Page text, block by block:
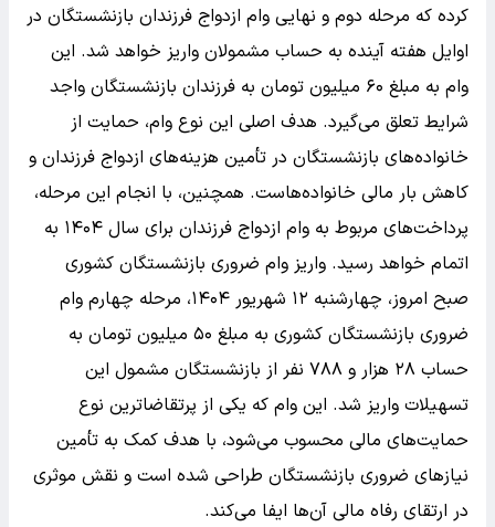
کرده که مرحله دوم و نهایی وام ازدواج فرزندان بازنشستگان در
اوایل هفته آینده به حساب مشمولان واریز خواهد شد. این
وام به مبلغ ۶۰ میلیون تومان به فرزندان بازنشستگان واجد
شرایط تعلق می‌گیرد. هدف اصلی این نوع وام، حمایت از
خانواده‌های بازنشستگان در تأمین هزینه‌های ازدواج فرزندان و
کاهش بار مالی خانواده‌هاست. همچنین، با انجام این مرحله،
پرداخت‌های مربوط به وام ازدواج فرزندان برای سال ۱۴۰۴ به
اتمام خواهد رسید. واریز وام ضروری بازنشستگان کشوری
صبح امروز، چهارشنبه ۱۲ شهریور ۱۴۰۴، مرحله چهارم وام
ضروری بازنشستگان کشوری به مبلغ ۵۰ میلیون تومان به
حساب ۲۸ هزار و ۷۸۸ نفر از بازنشستگان مشمول این
تسهیلات واریز شد. این وام که یکی از پرتقاضاترین نوع
حمایت‌های مالی محسوب می‌شود، با هدف کمک به تأمین
نیازهای ضروری بازنشستگان طراحی شده است و نقش موثری
در ارتقای رفاه مالی آن‌ها ایفا می‌کند.